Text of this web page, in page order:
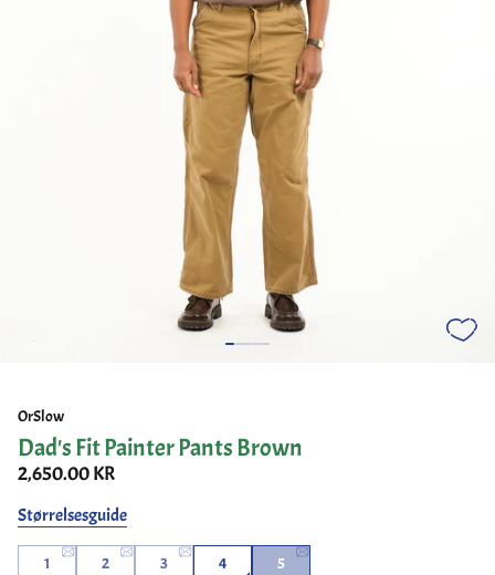
OrSlow
Dad's Fit Painter Pants Brown
2,650.00 KR
Størrelsesguide
1 2 3 4 5